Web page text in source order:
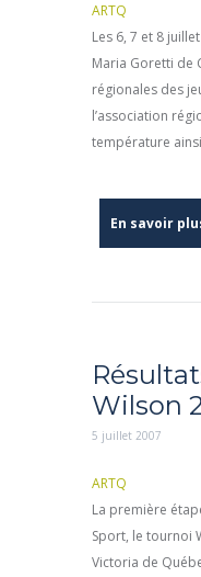
ARTQ
Les 6, 7 et 8
Maria Goretti de
régionales des
l’association
température
En savoir
Wilson
5 juillet 2007
ARTQ
La première
Sport, le tournoi
Victoria de